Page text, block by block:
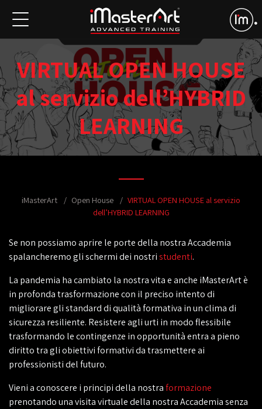
VIRTUAL OPEN HOUSE
al servizio dell’HYBRID
LEARNING
iMasterArt Open House
VIRTUAL OPEN HOUSE al servizio
dell’HYBRID LEARNING
Se non possiamo aprire le porte della nostra Accademia
spalancheremo gli schermi dei nostristudenti.
La pandemia ha cambiato la nostra vita e anche iMasterArt è
in profonda trasformazione con il preciso intento di
migliorare gli standard di qualità formativa in un clima di
sicurezza resiliente. Resistere agli urti in modo flessibile
trasformando le contingenze in opportunità entra a pieno
diritto tra gli obiettivi formativi da trasmettere ai
professionisti del futuro.
Vieni a conoscere i principi della nostraformazione
prenotando una visita virtuale della nostra Accademia senza